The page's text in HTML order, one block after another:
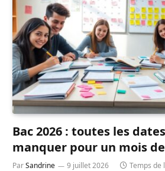
Bac 2026 : toutes les
manquer pour un mois
ParSandrine 9 juillet 2026 Temps de